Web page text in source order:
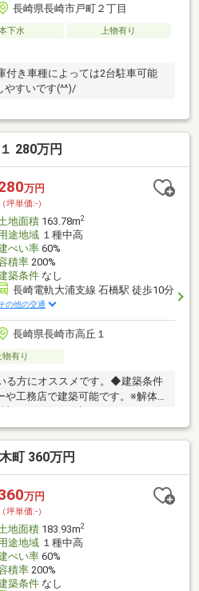
長崎県長崎市戸町２丁目
下水
上物有り
付き車種によっては2台駐車可能
やすいです(^^)/
280万円
万円
（坪単価:-）
地面積163.78m2
途地域１種中高
ぺい率60%
積率200%
築条件なし
長崎電軌大浦支線 石橋駅 徒歩10分
の他の交通
長崎県長崎市高丘１
物有り
る方にオススメです。◆建築条件
や工務店で建築可能です。※解体
高丘1丁目店 徒歩1分・長崎市立
園 徒歩8分・長崎市立仁田佐古
町 360万円
万円
（坪単価:-）
地面積183.93m2
途地域１種中高
ぺい率60%
積率200%
築条件なし